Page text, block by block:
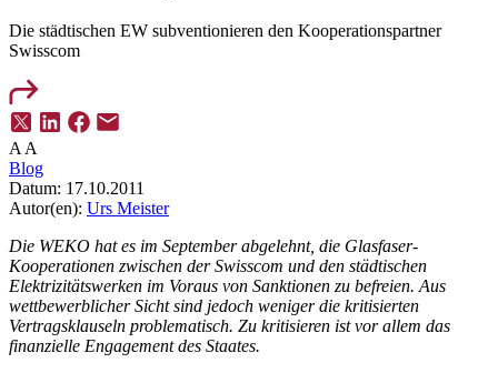
Die städtischen EW subventionieren den Kooperationspartner
Swisscom
A A
Blog
Datum: 17.10.2011
Autor(en): Urs Meister
Die WEKO hat es im September abgelehnt, die Glasfaser-
Kooperationen zwischen der Swisscom und den städtischen
Elektrizitätswerken im Voraus von Sanktionen zu befreien. Aus
wettbewerblicher Sicht sind jedoch weniger die kritisierten
Vertragsklauseln problematisch. Zu kritisieren ist vor allem das
finanzielle Engagement des Staates.